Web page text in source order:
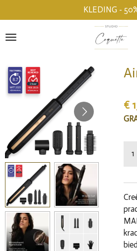
direct
naar
KLEDING -
€